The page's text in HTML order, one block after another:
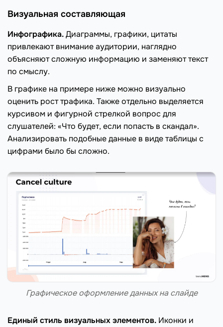
Визуальная составляющая
Инфографика.Диаграммы, графики, цитаты
привлекают внимание аудитории, наглядно
объясняют сложную информацию и заменяют текст
по смыслу.
В графике на примере ниже можно визуально
оценить рост трафика. Также отдельно выделяется
курсивом и фигурной стрелкой вопрос для
слушателей: «Что будет, если попасть в скандал».
Анализировать подобные данные в виде таблицы с
цифрами было бы сложно.
Графическое оформление данных на слайде
Единый стиль визуальных элементов. Иконки и